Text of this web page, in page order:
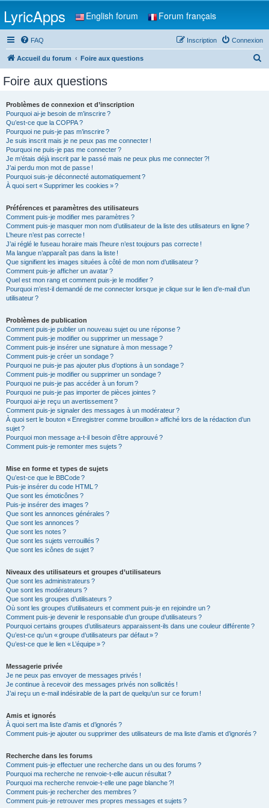
LyricApps English forum Forum français
FAQ Connexion
Inscription
Accueil du forum Foire aux questions
Foire aux questions
Problèmes de connexion et d’inscription
Pourquoi ai-je besoin de m’inscrire ?
Qu’est-ce que la COPPA ?
Pourquoi ne puis-je pas m’inscrire ?
Je suis inscrit mais je ne peux pas me connecter !
Pourquoi ne puis-je pas me connecter ?
Je m’étais déjà inscrit par le passé mais ne peux plus me connecter ?!
J’ai perdu mon mot de passe !
Pourquoi suis-je déconnecté automatiquement ?
À quoi sert « Supprimer les cookies » ?
Préférences et paramètres des utilisateurs
Comment puis-je modifier mes paramètres ?
Comment puis-je masquer mon nom d’utilisateur de la liste des utilisateurs en ligne ?
L’heure n’est pas correcte !
J’ai réglé le fuseau horaire mais l’heure n’est toujours pas correcte !
Ma langue n’apparaît pas dans la liste !
Que signifient les images situées à côté de mon nom d’utilisateur ?
Comment puis-je afficher un avatar ?
Quel est mon rang et comment puis-je le modifier ?
Pourquoi m’est-il demandé de me connecter lorsque je clique sur le lien d’e-mail d’un
utilisateur ?
Problèmes de publication
Comment puis-je publier un nouveau sujet ou une réponse ?
Comment puis-je modifier ou supprimer un message ?
Comment puis-je insérer une signature à mon message ?
Comment puis-je créer un sondage ?
Pourquoi ne puis-je pas ajouter plus d’options à un sondage ?
Comment puis-je modifier ou supprimer un sondage ?
Pourquoi ne puis-je pas accéder à un forum ?
Pourquoi ne puis-je pas importer de pièces jointes ?
Pourquoi ai-je reçu un avertissement ?
Comment puis-je signaler des messages à un modérateur ?
À quoi sert le bouton « Enregistrer comme brouillon » affiché lors de la rédaction d’un
sujet ?
Pourquoi mon message a-t-il besoin d’être approuvé ?
Comment puis-je remonter mes sujets ?
Mise en forme et types de sujets
Qu’est-ce que le BBCode ?
Puis-je insérer du code HTML ?
Que sont les émoticônes ?
Puis-je insérer des images ?
Que sont les annonces générales ?
Que sont les annonces ?
Que sont les notes ?
Que sont les sujets verrouillés ?
Que sont les icônes de sujet ?
Niveaux des utilisateurs et groupes d’utilisateurs
Que sont les administrateurs ?
Que sont les modérateurs ?
Que sont les groupes d’utilisateurs ?
Où sont les groupes d’utilisateurs et comment puis-je en rejoindre un ?
Comment puis-je devenir le responsable d’un groupe d’utilisateurs ?
Pourquoi certains groupes d’utilisateurs apparaissent-ils dans une couleur différente ?
Qu’est-ce qu’un « groupe d’utilisateurs par défaut » ?
Qu’est-ce que le lien « L’équipe » ?
Messagerie privée
Je ne peux pas envoyer de messages privés !
Je continue à recevoir des messages privés non sollicités !
J’ai reçu un e-mail indésirable de la part de quelqu’un sur ce forum !
Amis et ignorés
À quoi sert ma liste d’amis et d’ignorés ?
Comment puis-je ajouter ou supprimer des utilisateurs de ma liste d’amis et d’ignorés ?
Recherche dans les forums
Comment puis-je effectuer une recherche dans un ou des forums ?
Pourquoi ma recherche ne renvoie-t-elle aucun résultat ?
Pourquoi ma recherche renvoie-t-elle une page blanche ?!
Comment puis-je rechercher des membres ?
Comment puis-je retrouver mes propres messages et sujets ?